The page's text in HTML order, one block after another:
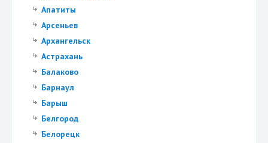
Апатиты
Арсеньев
Архангельск
Астрахань
Балаково
Барнаул
Барыш
Белгород
Белорецк